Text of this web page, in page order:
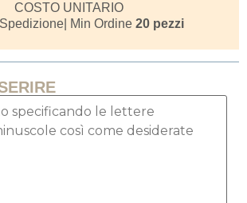
COSTO UNITARIO
| Min Ordine 20 pezzi